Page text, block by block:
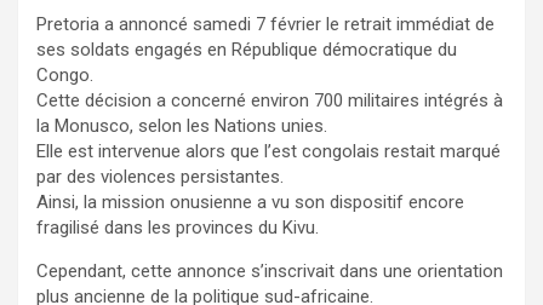
Pretoria a annoncé samedi 7 février le retrait immédiat de
ses soldats engagés en République démocratique du
Congo.
Cette décision a concerné environ 700 militaires intégrés à
la Monusco, selon les Nations unies.
Elle est intervenue alors que l’est congolais restait marqué
par des violences persistantes.
Ainsi, la mission onusienne a vu son dispositif encore
fragilisé dans les provinces du Kivu.
Cependant, cette annonce s’inscrivait dans une orientation
plus ancienne de la politique sud-africaine.